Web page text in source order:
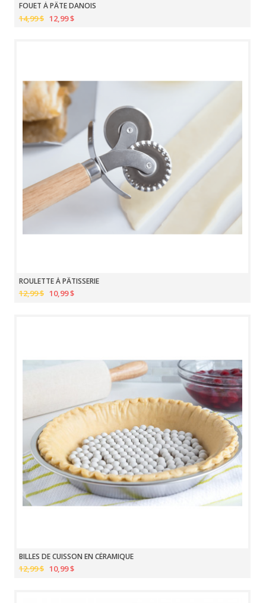
FOUET À PÂTE DANOIS
14,99 $ 12,99 $
ROULETTE À PÂTISSERIE
12,99 $ 10,99 $
BILLES DE CUISSON EN CÉRAMIQUE
12,99 $ 10,99 $